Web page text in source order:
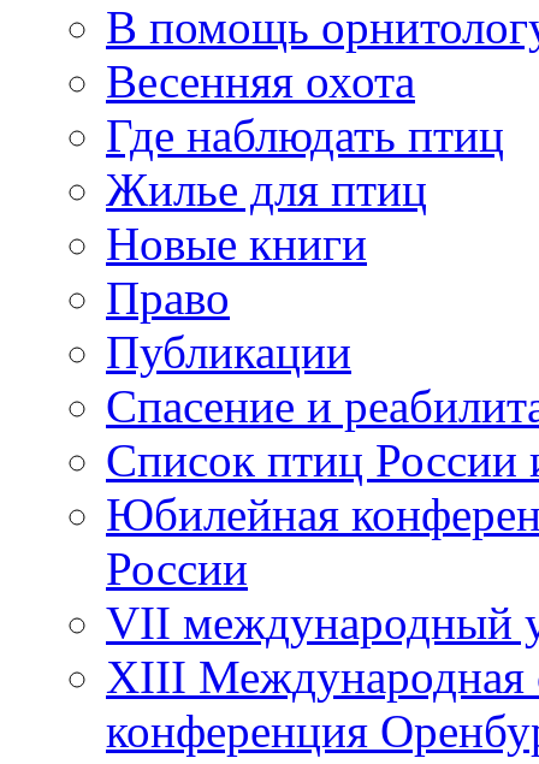
В помощь
Весенняя охота
Где наблюдать птиц
Жилье для птиц
Новые книги
Право
Публикации
Спасение и
Список птиц России
Юбилейная
России
VII международный
XIII Международная
конференция